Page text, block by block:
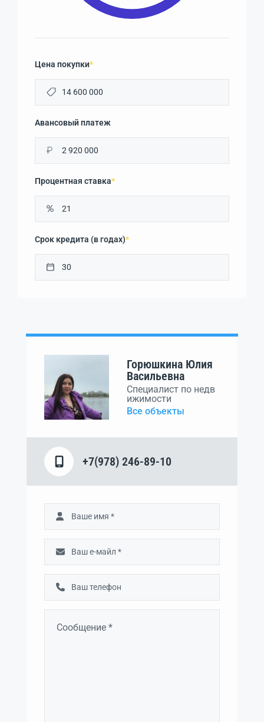
Цена покупки*
Авансовый платеж
₽
Процентная ставка*
Срок кредита (в годах)*
Горюшкина Юлия
Васильевна
Специалист по недв
ижимости
Все объекты
+7(978) 246-89-10